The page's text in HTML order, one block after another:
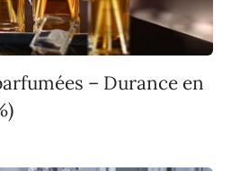
– Durance en